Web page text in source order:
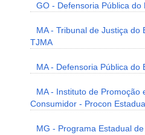
GO - Defensoria Pública do
MA - Tribunal de Justiça do
TJMA
MA - Defensoria Pública do
MA - Instituto de Promoção
Consumidor - Procon
MG - Programa Estadual